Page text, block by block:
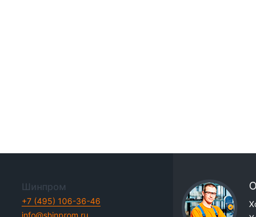
Шинпром
+7 (495) 106-36-46
info@shinprom.ru